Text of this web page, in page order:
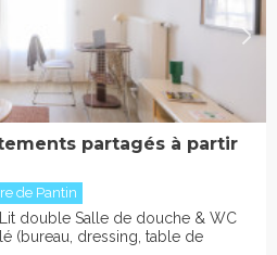
partagés à partir
de Pantin
double Salle de douche & WC
(bureau, dressing, table de